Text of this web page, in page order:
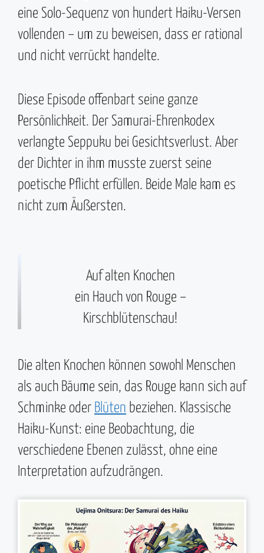
eine Solo-Sequenz von hundert Haiku-Versen
vollenden – um zu beweisen, dass er rational
und nicht verrückt handelte.
Diese Episode offenbart seine ganze
Persönlichkeit. Der Samurai-Ehrenkodex
verlangte Seppuku bei Gesichtsverlust. Aber
der Dichter in ihm musste zuerst seine
poetische Pflicht erfüllen. Beide Male kam es
nicht zum Äußersten.
Auf alten Knochen
ein Hauch von Rouge –
Kirschblütenschau!
Die alten Knochen können sowohl Menschen
als auch Bäume sein, das Rouge kann sich auf
Schminke oder Blüten beziehen. Klassische
Haiku-Kunst: eine Beobachtung, die
verschiedene Ebenen zulässt, ohne eine
Interpretation aufzudrängen.